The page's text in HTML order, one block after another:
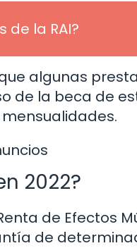
de la RAI?
algunas
de la beca de
mensualidades.
2022?
de Efectos
de